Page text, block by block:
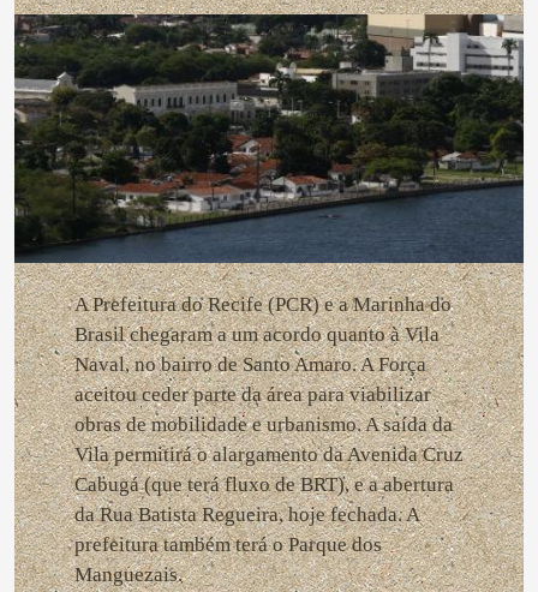
A Prefeitura do Recife (PCR) e a Marinha do
Brasil chegaram a um acordo quanto à Vila
Naval, no bairro de Santo Amaro. A Força
aceitou ceder parte da área para viabilizar
obras de mobilidade e urbanismo. A saída da
Vila permitirá o alargamento da Avenida Cruz
Cabugá (que terá fluxo de BRT), e a abertura
da Rua Batista Regueira, hoje fechada. A
prefeitura também terá o Parque dos
Manguezais.